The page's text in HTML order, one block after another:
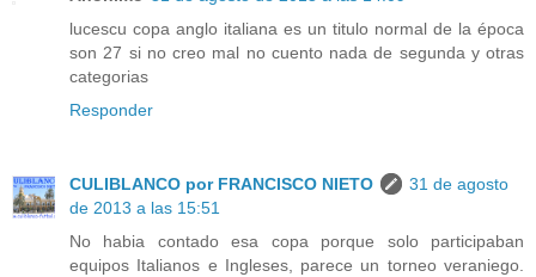
lucescu copa anglo italiana es un titulo normal de la época
son 27 si no creo mal no cuento nada de segunda y otras
categorias
Responder
CULIBLANCO por FRANCISCO NIETO
31 de agosto
de 2013 a las 15:51
No habia contado esa copa porque solo participaban
equipos Italianos e Ingleses, parece un torneo veraniego.